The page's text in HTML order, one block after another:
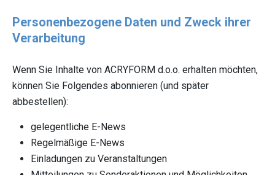
Personenbezogene Daten und Zweck ihrer
Verarbeitung
Wenn Sie Inhalte von ACRYFORM d.o.o. erhalten möchten,
können Sie Folgendes abonnieren (und später
abbestellen):
gelegentliche E-News
Regelmäßige E-News
Einladungen zu Veranstaltungen